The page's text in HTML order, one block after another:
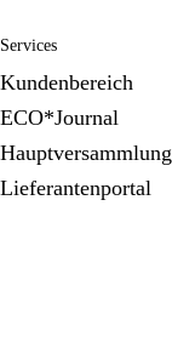
Services
Kundenbereich
ECO*Journal
Hauptversammlung
Lieferantenportal